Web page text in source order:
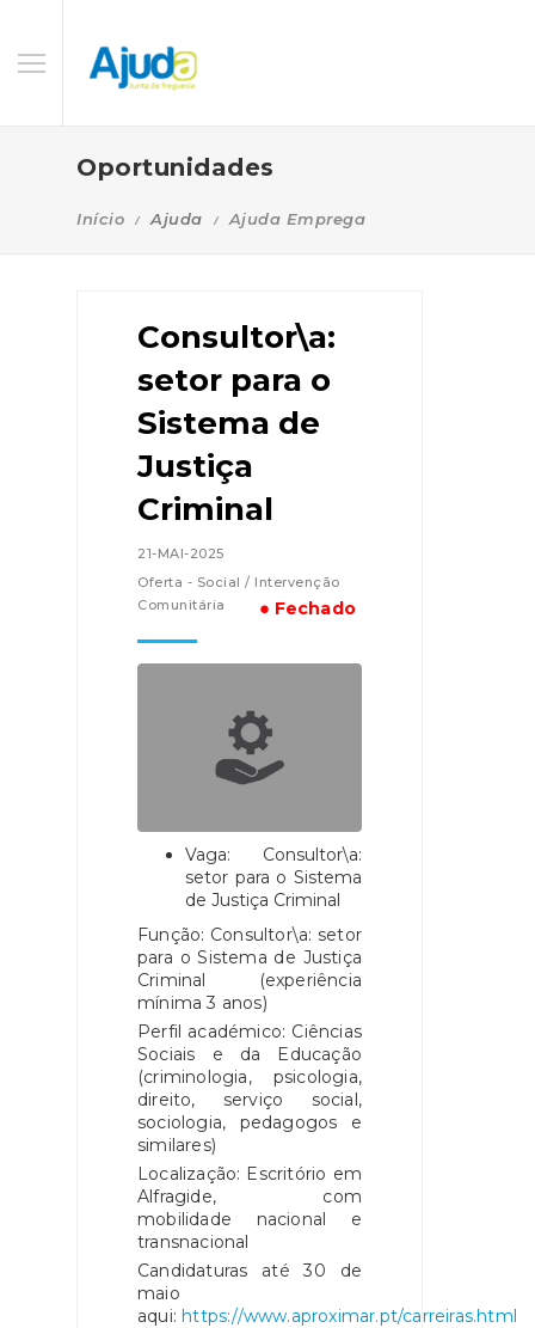
Oportunidades
Início Ajuda Ajuda Emprega
Consultor\a:
setor para o
Sistema de
Justiça
Criminal
21-MAI-2025
Oferta - Social / Intervenção
Comunitária
● Fechado
Vaga: Consultor\a:
setor para o Sistema
de Justiça Criminal
Função: Consultor\a: setor
para o Sistema de Justiça
Criminal (experiência
mínima 3 anos)
Perfil académico: Ciências
Sociais e da Educação
(criminologia, psicologia,
direito, serviço social,
sociologia, pedagogos e
similares)
Localização: Escritório em
Alfragide, com
mobilidade nacional e
transnacional
Candidaturas até 30 de
maio
aqui:https://www.aproximar.pt/carreiras.html